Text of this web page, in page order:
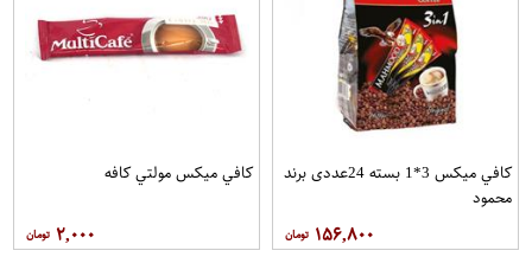
کافي ميکس 3*1 بسته 24عددی برند
محمود
۱۵۶,۸۰۰
کافي ميکس مولتي کافه
۲,۰۰۰